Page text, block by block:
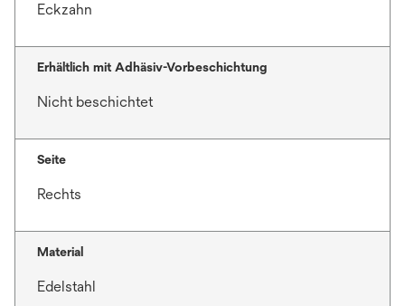
Eckzahn
Erhältlich mit Adhäsiv-Vorbeschichtung
Nicht beschichtet
Seite
Rechts
Material
Edelstahl